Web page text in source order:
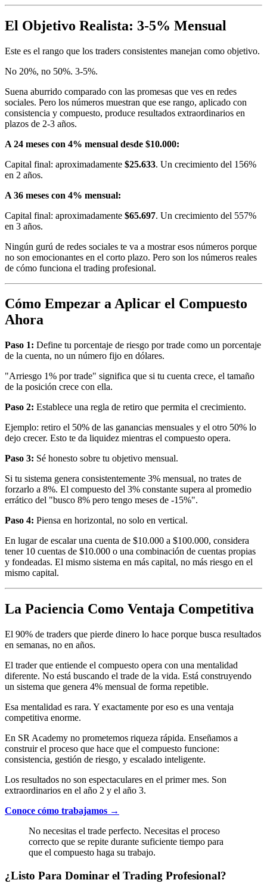
El Objetivo Realista: 3-5% Mensual
Este es el rango que los traders consistentes manejan como objetivo.
No 20%, no 50%. 3-5%.
Suena aburrido comparado con las promesas que ves en redes
sociales. Pero los números muestran que ese rango, aplicado con
consistencia y compuesto, produce resultados extraordinarios en
plazos de 2-3 años.
A 24 meses con 4% mensual desde $10.000:
Capital final: aproximadamente $25.633. Un crecimiento del 156%
en 2 años.
A 36 meses con 4% mensual:
Capital final: aproximadamente $65.697. Un crecimiento del 557%
en 3 años.
Ningún gurú de redes sociales te va a mostrar esos números porque
no son emocionantes en el corto plazo. Pero son los números reales
de cómo funciona el trading profesional.
Cómo Empezar a Aplicar el Compuesto
Ahora
Paso 1: Define tu porcentaje de riesgo por trade como un porcentaje
de la cuenta, no un número fijo en dólares.
"Arriesgo 1% por trade" significa que si tu cuenta crece, el tamaño
de la posición crece con ella.
Paso 2: Establece una regla de retiro que permita el crecimiento.
Ejemplo: retiro el 50% de las ganancias mensuales y el otro 50% lo
dejo crecer. Esto te da liquidez mientras el compuesto opera.
Paso 3: Sé honesto sobre tu objetivo mensual.
Si tu sistema genera consistentemente 3% mensual, no trates de
forzarlo a 8%. El compuesto del 3% constante supera al promedio
errático del "busco 8% pero tengo meses de -15%".
Paso 4: Piensa en horizontal, no solo en vertical.
En lugar de escalar una cuenta de $10.000 a $100.000, considera
tener 10 cuentas de $10.000 o una combinación de cuentas propias
y fondeadas. El mismo sistema en más capital, no más riesgo en el
mismo capital.
La Paciencia Como Ventaja Competitiva
El 90% de traders que pierde dinero lo hace porque busca resultados
en semanas, no en años.
El trader que entiende el compuesto opera con una mentalidad
diferente. No está buscando el trade de la vida. Está construyendo
un sistema que genera 4% mensual de forma repetible.
Esa mentalidad es rara. Y exactamente por eso es una ventaja
competitiva enorme.
En SR Academy no prometemos riqueza rápida. Enseñamos a
construir el proceso que hace que el compuesto funcione:
consistencia, gestión de riesgo, y escalado inteligente.
Los resultados no son espectaculares en el primer mes. Son
extraordinarios en el año 2 y el año 3.
Conoce cómo trabajamos →
No necesitas el trade perfecto. Necesitas el proceso
correcto que se repite durante suficiente tiempo para
que el compuesto haga su trabajo.
¿Listo Para Dominar el Trading Profesional?